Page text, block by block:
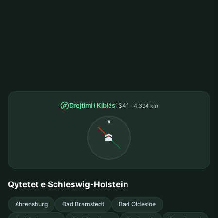
Drejtimi i Kiblës134° 4.394 km
N
🕋
Qytetet e Schleswig-Holstein
Ahrensburg Bad Bramstedt Bad Oldesloe